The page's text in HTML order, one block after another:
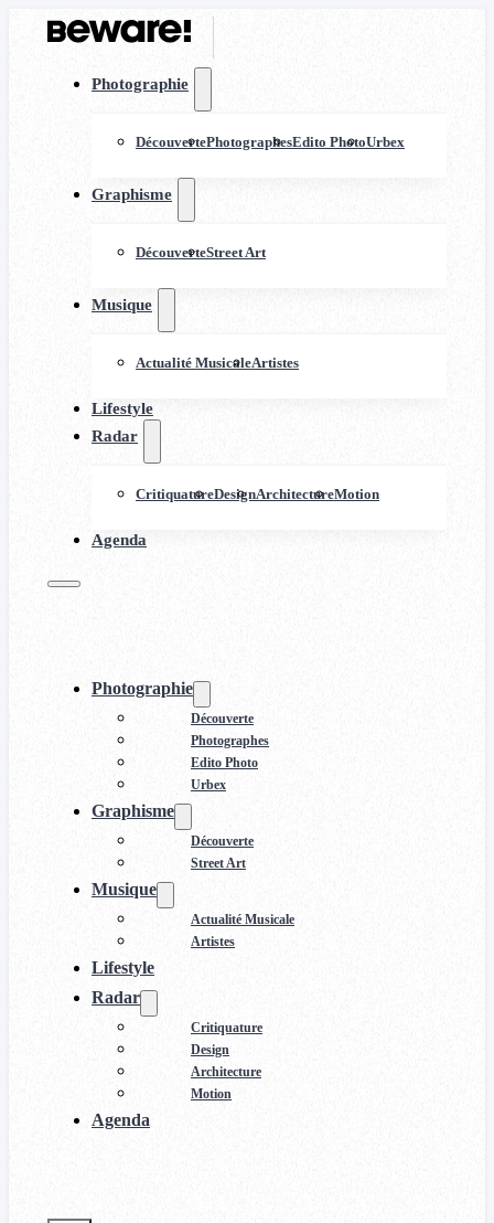
Photographie
DécouvertePhotographesEdito PhotoUrbex
Graphisme
DécouverteStreet Art
Musique
Actualité MusicaleArtistes
Lifestyle
Radar
CritiquatureDesignArchitectureMotion
Agenda
Photographie
Découverte
Photographes
Edito Photo
Urbex
Graphisme
Découverte
Street Art
Musique
Actualité Musicale
Artistes
Lifestyle
Radar
Critiquature
Design
Architecture
Motion
Agenda